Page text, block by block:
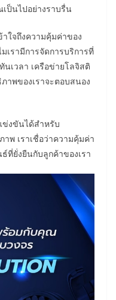
ป็นไปอย่างราบรื่น
าใจถึงความคุ้มค่าของ
เรามีการจัดการบริการที่
เวลา เครือข่ายโลจิสติ
าพของเราจะตอบสนอง
ข่งขันได้สำหรับ
พ เราเชื่อว่าความคุ้มค่า
ที่ยั่งยืนกับลูกค้าของเรา